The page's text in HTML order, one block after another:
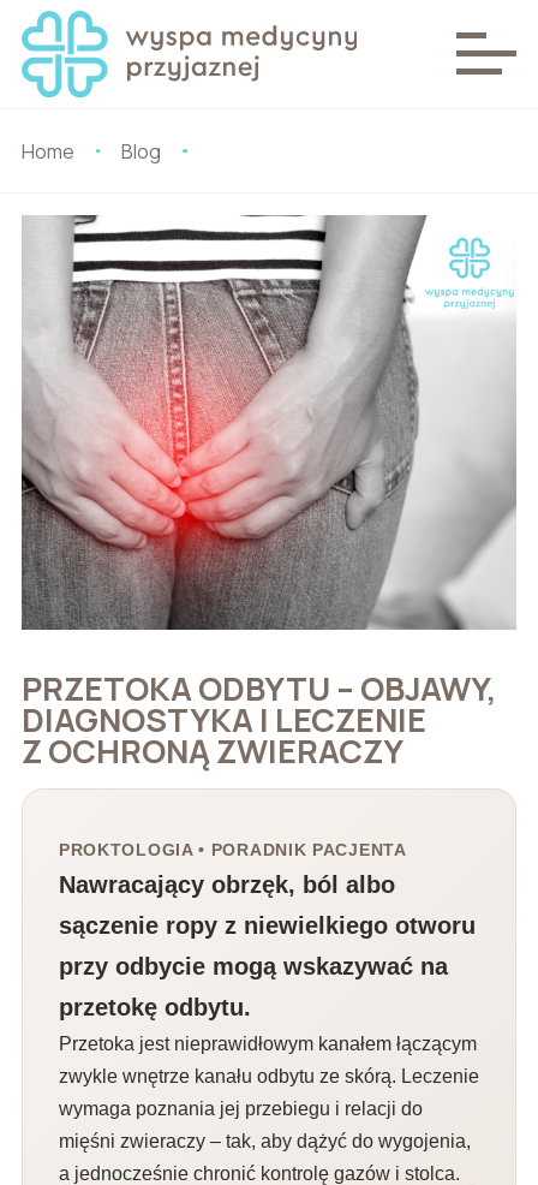
Home Blog
PRZETOKA ODBYTU – OBJAWY,
DIAGNOSTYKA I LECZENIE
Z OCHRONĄ ZWIERACZY
PROKTOLOGIA • PORADNIK PACJENTA
Nawracający obrzęk, ból albo
sączenie ropy z niewielkiego otworu
przy odbycie mogą wskazywać na
przetokę odbytu.
Przetoka jest nieprawidłowym kanałem łączącym
zwykle wnętrze kanału odbytu ze skórą. Leczenie
wymaga poznania jej przebiegu i relacji do
mięśni zwieraczy – tak, aby dążyć do wygojenia,
a jednocześnie chronić kontrolę gazów i stolca.